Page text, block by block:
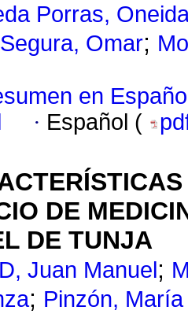
Porras,
Segura, Omar;
en
· Español (
DE
DE TUNJA
Juan Manuel ;
; Pinzón,